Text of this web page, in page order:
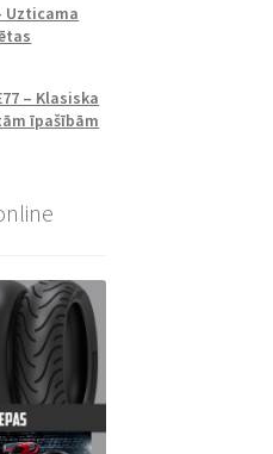
Uzticama
– Klasiska
īpašībām